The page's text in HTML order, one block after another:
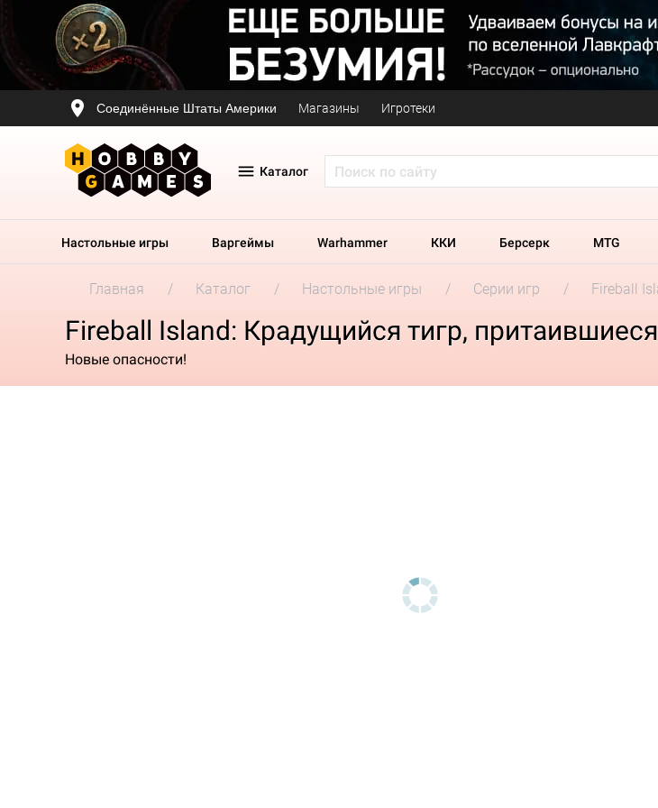
Соединённые Штаты Америки Магазины Игротеки
Каталог
Настольные игры Варгеймы Warhammer ККИ Берсерк MTG
Главная Каталог Настольные игры Серии игр Fireball
Fireball Island: Крадущийся тигр,
Новые опасности!